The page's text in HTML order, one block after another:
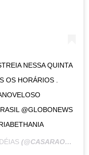
NESSA QUINTA
OS HORÁRIOS .
@GLOBONEWS
(@CASARAODEIDEIAS) ON